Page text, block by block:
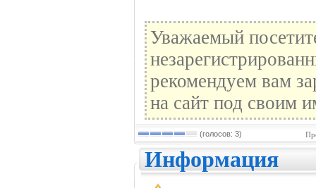
Уважаемый
рекомендуем вам
на сайт под своим
(голосов: 3)
Информация